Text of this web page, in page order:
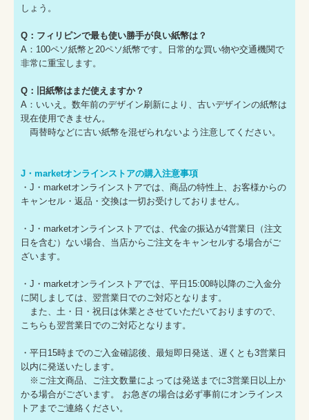
しょう。
Q：フィリピンで最も使い勝手が良い紙幣は？
A：100ペソ紙幣と20ペソ紙幣です。日常的な買い物や交通機関で
非常に重宝します。
Q：旧紙幣はまだ使えますか？
A：いいえ。数年前のデザイン刷新により、古いデザインの紙幣は
現在使用できません。
両替時などに古い紙幣を混ぜられないよう注意してください。
J・marketオンラインストアの購入注意事項
・J・marketオンラインストアでは、商品の特性上、お客様からの
キャンセル・返品・交換は一切お受けしておりません。
・J・marketオンラインストアでは、代金の振込が4営業日（注文
日を含む）ない場合、当店からご注文をキャンセルする場合がご
ざいます。
・J・marketオンラインストアでは、平日15:00時以降のご入金分
に関しましては、翌営業日でのご対応となります。
また、土・日・祝日は休業とさせていただいておりますので、
こちらも翌営業日でのご対応となります。
・平日15時までのご入金確認後、最短即日発送、遅くとも3営業日
以内に発送いたします。
※ご注文商品、ご注文数量によっては発送までに3営業日以上か
かる場合がございます。 お急ぎの場合は必ず事前にオンラインス
トアまでご連絡ください。